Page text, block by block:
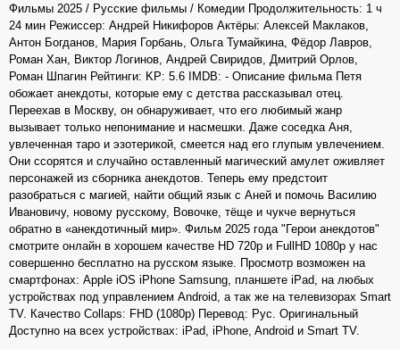
Фильмы 2025 / Русские фильмы / Комедии Продолжительность: 1 ч
24 мин Режиссер: Андрей Никифоров Актёры: Алексей Маклаков,
Антон Богданов, Мария Горбань, Ольга Тумайкина, Фёдор Лавров,
Роман Хан, Виктор Логинов, Андрей Свиридов, Дмитрий Орлов,
Роман Шпагин Рейтинги: KP: 5.6 IMDB: - Описание фильма Петя
обожает анекдоты, которые ему с детства рассказывал отец.
Переехав в Москву, он обнаруживает, что его любимый жанр
вызывает только непонимание и насмешки. Даже соседка Аня,
увлеченная таро и эзотерикой, смеется над его глупым увлечением.
Они ссорятся и случайно оставленный магический амулет оживляет
персонажей из сборника анекдотов. Теперь ему предстоит
разобраться с магией, найти общий язык с Аней и помочь Василию
Ивановичу, новому русскому, Вовочке, тёще и чукче вернуться
обратно в «анекдотичный мир». Фильм 2025 года "Герои анекдотов"
смотрите онлайн в хорошем качестве HD 720p и FullHD 1080p у нас
совершенно бесплатно на русском языке. Просмотр возможен на
смартфонах: Apple iOS iPhone Samsung, планшете iPad, на любых
устройствах под управлением Android, а так же на телевизорах Smart
TV. Качество Collaps: FHD (1080p) Перевод: Рус. Оригинальный
Доступно на всех устройствах: iPad, iPhone, Android и Smart TV.